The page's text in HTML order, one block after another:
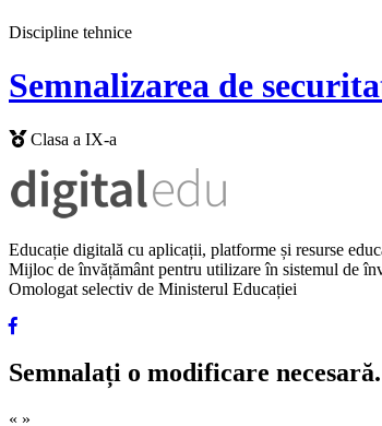
Discipline tehnice
Semnalizarea de
Clasa a IX-a
Educație digitală cu aplicații, platforme și resurse
Mijloc de învățământ pentru utilizare în sistemul de
Omologat selectiv de Ministerul Educației
Semnalați o modificare necesară.
« »